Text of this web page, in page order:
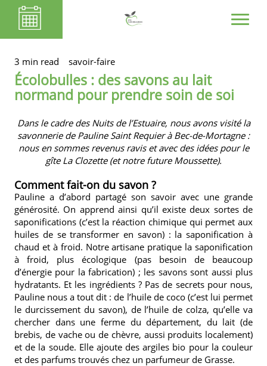
3 min read savoir-faire
Écolobulles : des savons au lait
normand pour prendre soin de soi
Dans le cadre des Nuits de l’Estuaire, nous avons visité la
savonnerie de Pauline Saint Requier à Bec-de-Mortagne :
nous en sommes revenus ravis et avec des idées pour le
gîte La Clozette(et notre future Moussette).
Comment fait-on du savon ?
Pauline a d’abord partagé son savoir avec une grande
générosité. On apprend ainsi qu’il existe deux sortes de
saponifications (c’est la réaction chimique qui permet aux
huiles de se transformer en savon) : la saponification à
chaud et à froid. Notre artisane pratique la saponification
à froid, plus écologique (pas besoin de beaucoup
d’énergie pour la fabrication) ; les savons sont aussi plus
hydratants. Et les ingrédients ? Pas de secrets pour nous,
Pauline nous a tout dit : de l’huile de coco (c’est lui permet
le durcissement du savon), de l’huile de colza, qu’elle va
chercher dans une ferme du département, du lait (de
brebis, de vache ou de chèvre, aussi produits localement)
et de la soude. Elle ajoute des argiles bio pour la couleur
et des parfums trouvés chez un parfumeur de Grasse.